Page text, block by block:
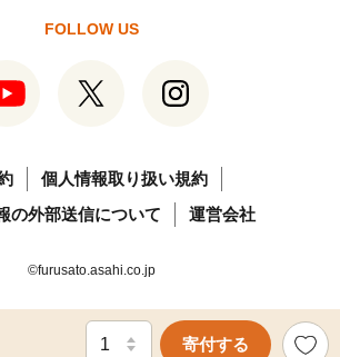
寄付する
FOLLOW US
個人情報取り扱い規約
の外部送信について
運営会社
©furusato.asahi.co.jp